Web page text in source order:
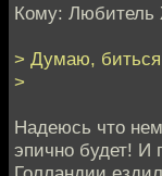
Кому: Любитель
> Думаю,
>
Надеюсь что
эпично будет! И